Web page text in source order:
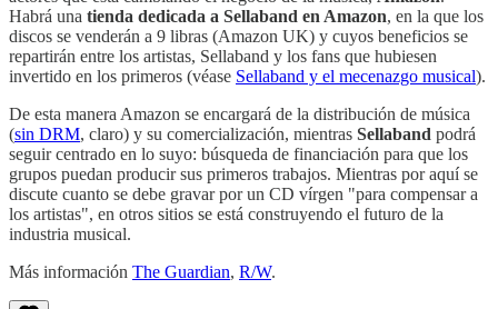
Habrá una tienda dedicada a Sellaband en Amazon, en la que los
discos se venderán a 9 libras (Amazon UK) y cuyos beneficios se
repartirán entre los artistas, Sellaband y los fans que hubiesen
invertido en los primeros (véase Sellaband y el mecenazgo musical).
De esta manera Amazon se encargará de la distribución de música
(sin DRM, claro) y su comercialización, mientras Sellaband podrá
seguir centrado en lo suyo: búsqueda de financiación para que los
grupos puedan producir sus primeros trabajos. Mientras por aquí se
discute cuanto se debe gravar por un CD vírgen "para compensar a
los artistas", en otros sitios se está construyendo el futuro de la
industria musical.
Más información The Guardian, R/W.